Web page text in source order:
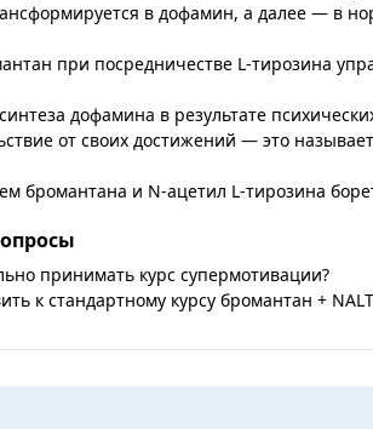
в дофамин, а далее — в
при посредничестве L-тирозина
дофамина в результате
от своих достижений — это
бромантана и N-ацетил L-тирозина
принимать курс супермотивации?
к стандартному курсу бромантан +